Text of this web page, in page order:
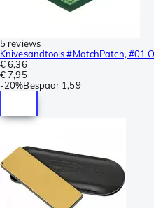
5 reviews
Knivesandtools #MatchPatch, #01
€ 6,36
€ 7,95
-20%Bespaar 1,59